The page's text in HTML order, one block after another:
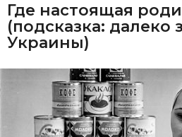
Где настоящая
(подсказка: далеко
Украины)